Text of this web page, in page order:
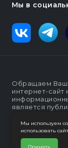
Мы в
Обращаем
интернет-сайт
является
положениями
Российской
Политика
Мы используем
использовать